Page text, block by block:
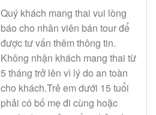
Quý khách mang thai vui lòng
báo cho nhân viên bán tour để
được tư vấn thêm thông tin.
Không nhận khách mang thai từ
5 tháng trở lên vì lý do an toàn
cho khách.Trẻ em dưới 15 tuổi
phải có bố mẹ đi cùng hoặc